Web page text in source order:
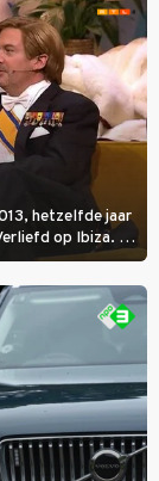
hetzelfde jaar
op Ibiza. In
weten van het